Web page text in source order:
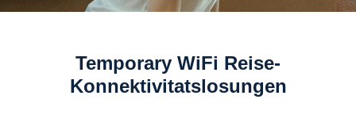
Temporary WiFi Reise-
Konnektivitatslosungen